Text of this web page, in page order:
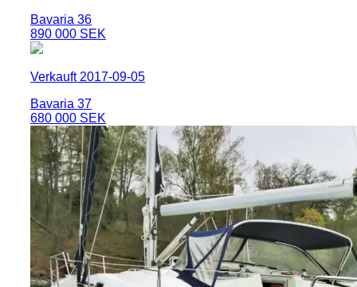
Bavaria 36
890 000 SEK
Verkauft 2017-09-05
Bavaria 37
680 000 SEK